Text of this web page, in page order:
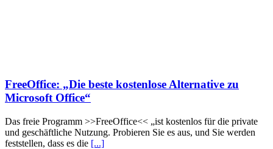
FreeOffice: „Die beste kostenlose Alternative zu
Microsoft Office“
Das freie Programm >>FreeOffice<< „ist kostenlos für die private
und geschäftliche Nutzung. Probieren Sie es aus, und Sie werden
feststellen, dass es die [...]